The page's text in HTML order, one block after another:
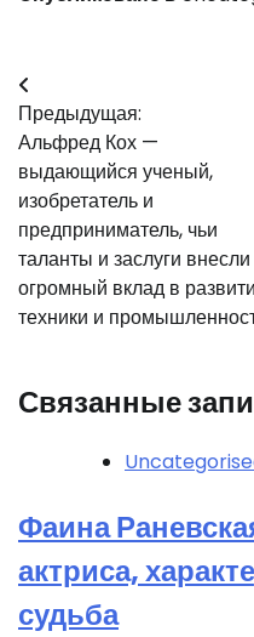
Навигация
по
записям
Предыдущая:
Альфред Кох —
выдающийся ученый,
изобретатель и
предприниматель, чьи
таланты и заслуги внесли
огромный вклад в
техники и
Связанные
Фаина
актриса,
судьба